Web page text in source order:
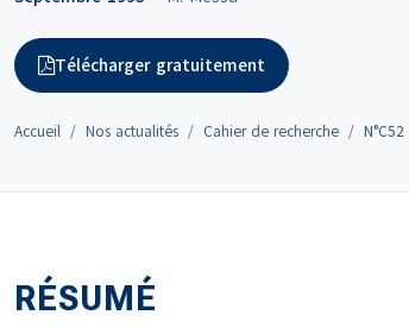
Télécharger gratuitement
Accueil Nos actualités Cahier de recherche N°C52
RÉSUMÉ